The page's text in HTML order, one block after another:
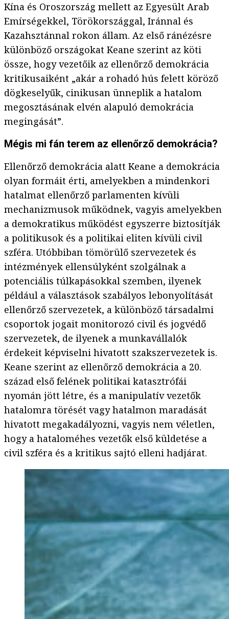
Kína és Oroszország mellett az Egyesült Arab
Emírségekkel, Törökországgal, Iránnal és
Kazahsztánnal rokon állam. Az első ránézésre
különböző országokat Keane szerint az köti
össze, hogy vezetőik az ellenőrző demokrácia
kritikusaiként „akár a rohadó hús felett köröző
dögkeselyűk, cinikusan ünneplik a hatalom
megosztásának elvén alapuló demokrácia
megingását”.
Mégis mi fán terem az ellenőrző demokrácia?
Ellenőrző demokrácia alatt Keane a demokrácia
olyan formáit érti, amelyekben a mindenkori
hatalmat ellenőrző parlamenten kívüli
mechanizmusok működnek, vagyis amelyekben
a demokratikus működést egyszerre biztosítják
a politikusok és a politikai eliten kívüli civil
szféra. Utóbbiban tömörülő szervezetek és
intézmények ellensúlyként szolgálnak a
potenciális túlkapásokkal szemben, ilyenek
például a választások szabályos lebonyolítását
ellenőrző szervezetek, a különböző társadalmi
csoportok jogait monitorozó civil és jogvédő
szervezetek, de ilyenek a munkavállalók
érdekeit képviselni hivatott szakszervezetek is.
Keane szerint az ellenőrző demokrácia a 20.
század első felének politikai katasztrófái
nyomán jött létre, és a manipulatív vezetők
hatalomra törését vagy hatalmon maradását
hivatott megakadályozni, vagyis nem véletlen,
hogy a hataloméhes vezetők első küldetése a
civil szféra és a kritikus sajtó elleni hadjárat.